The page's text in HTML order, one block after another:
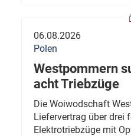
06.08.2026
Polen
Westpommern
acht Triebzüge
Die Woiwodschaft
Liefervertrag über drei
Elektrotriebzüge mit